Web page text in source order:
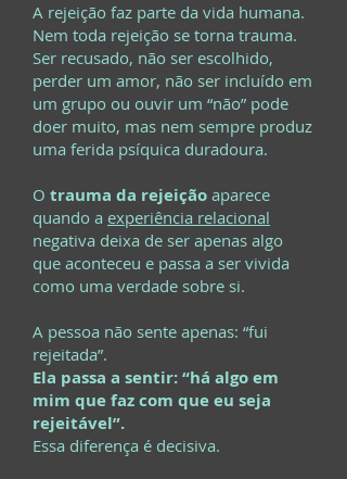
A rejeição faz parte da vida humana.
Nem toda rejeição se torna trauma.
Ser recusado, não ser escolhido,
perder um amor, não ser incluído em
um grupo ou ouvir um “não” pode
doer muito, mas nem sempre produz
uma ferida psíquica duradoura.
O trauma da rejeição aparece
quando a experiência relacional
negativa deixa de ser apenas algo
que aconteceu e passa a ser vivida
como uma verdade sobre si.
A pessoa não sente apenas: “fui
rejeitada”.
Ela passa a sentir: “há algo em
mim que faz com que eu seja
rejeitável”.
Essa diferença é decisiva.